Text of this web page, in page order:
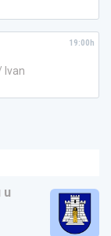
Ivan
19:00h
u